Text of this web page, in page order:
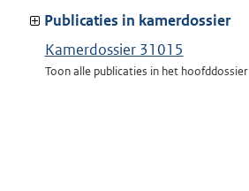
van:
Publicaties in kamerdossier
Kamerdossier 31015
Toon alle publicaties in het hoofddossier